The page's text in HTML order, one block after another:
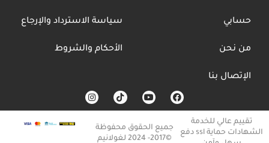
حسابي
من نحن
الإتصال بنا
سياسة الاسترداد والإرجاع
الأحكام والشروط
F
a
c
b
Y
o
u
u
b
T
i
k
o
k
I
n
s
تقييم عالي للخدمة
الشهادات حماية ssl دفع
جميع الحقوق محفوظة
©2017- 2024 لغولانيم